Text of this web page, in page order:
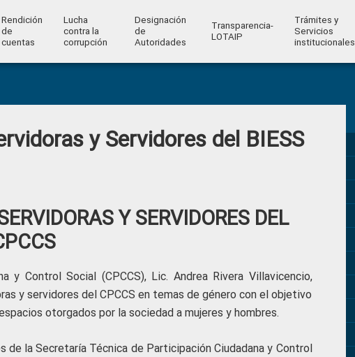
Rendición
de
cuentas
Lucha
contra la
corrupción
Designación
de
Autoridades
Transparencia-
LOTAIP
Trámites y
Servicios
institucionales
y Servidores del BIESS
Y SERVIDORES DEL
y Control Social (CPCCS), Lic. Andrea Rivera Villavicencio,
y servidores del CPCCS en temas de género con el objetivo
otorgados por la sociedad a mujeres y hombres.
de la Secretaría Técnica de Participación Ciudadana y Control